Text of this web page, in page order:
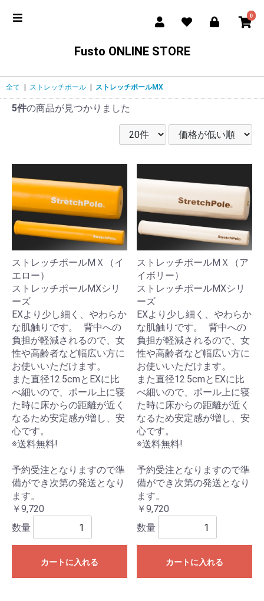
0
Fusto ONLINE STORE
全て ストレッチポール ストレッチポールMX
5件の商品が見つかりました
ストレッチポールMＸ（イ
エロー）
ストレッチポールMXシリ
ーズ
EXより少し細く、やわらか
な肌触りです。 背中への
負担が軽減されるので、女
性や高齢者など幅広い方に
お使いいただけます。
また直径12.5cmとEXに比
べ細いので、ポール上に寝
た時に床からの距離が近く
なるため安定感が増し、安
心です。
※送料無料!
予約受注となりますので準
備ができ次第の発送となり
ます。
￥9,720
数量
カートに入れる
ストレッチポールMＸ（ア
イボリー）
ストレッチポールMXシリ
ーズ
EXより少し細く、やわらか
な肌触りです。 背中への
負担が軽減されるので、女
性や高齢者など幅広い方に
お使いいただけます。
また直径12.5cmとEXに比
べ細いので、ポール上に寝
た時に床からの距離が近く
なるため安定感が増し、安
心です。
※送料無料!
予約受注となりますので準
備ができ次第の発送となり
ます。
￥9,720
数量
カートに入れる